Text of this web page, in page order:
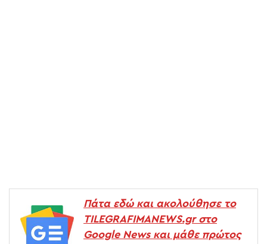
Πάτα εδώ και ακολούθησε το
TILEGRAFIMANEWS.gr στο
Google News και μάθε πρώτος